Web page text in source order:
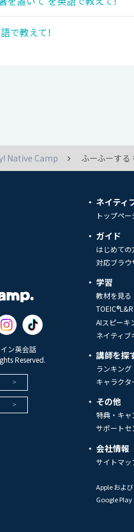
で教えて!
Native Camp ふーふーする
ン英会話
Reserved.
ネイティ
トップペー
ガイド
はじめての
対応ブラウ
学習
教材を見る
AIスピーキ
ネイティブ
講師を探
ランキング
キャラク
その他
特典・キャ
サポートセ
会社情報
サイトマッ
Apple およ
Google Play